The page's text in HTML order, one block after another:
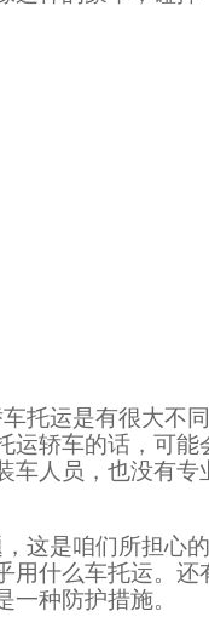
托运是有很大不
运轿车的话，可
车人员，也没有
这是咱们所担心
什么车托运。还
种防护措施。